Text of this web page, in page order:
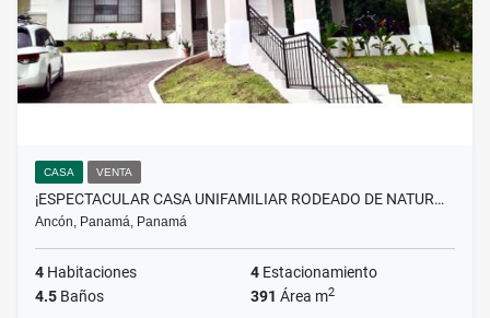
CASA VENTA
¡ESPECTACULAR CASA UNIFAMILIAR RODEADO DE NATUR…
Ancón, Panamá, Panamá
4 Habitaciones 4 Estacionamiento
4.5 Baños 391 Área m2